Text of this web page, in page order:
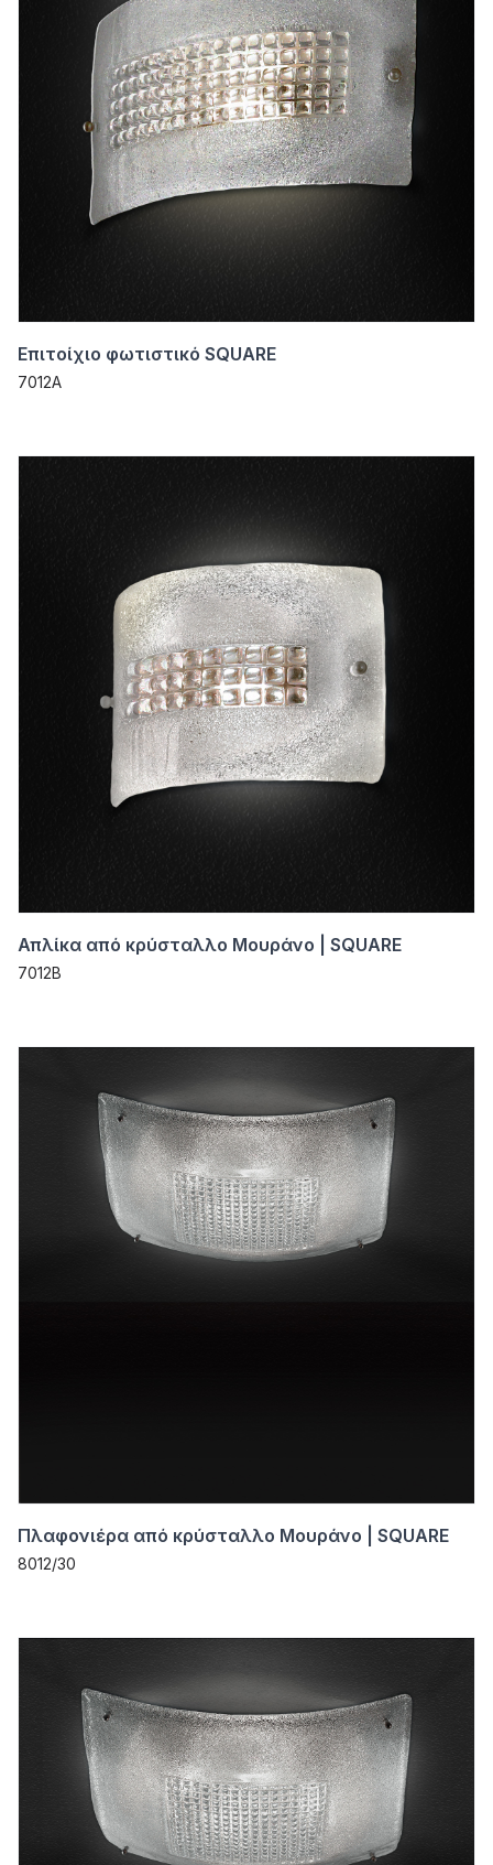
Επιτοίχιο φωτιστικό SQUARE
7012A
Απλίκα από κρύσταλλο Μουράνο | SQUARE
7012B
Πλαφονιέρα από κρύσταλλο Μουράνο | SQUARE
8012/30